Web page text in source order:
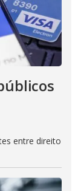
entre direito